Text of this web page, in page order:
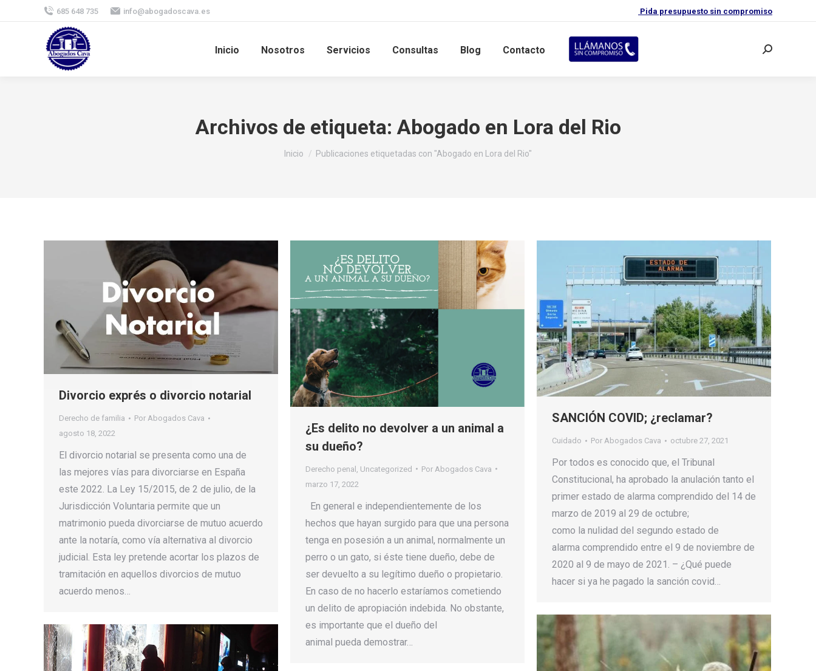
685 648 735 info@abogadoscava.es Pida presupuesto sin compromiso
Inicio Nosotros Servicios Consultas Blog Contacto Buscar:
Archivos de etiqueta: Abogado en Lora del Rio
Estás aquí:
Inicio Publicaciones etiquetadas con "Abogado en Lora del Rio"
Divorcio exprés o divorcio notarial
Derecho de familia Por Abogados Cava
agosto 18, 2022
El divorcio notarial se presenta como una de
las mejores vías para divorciarse en España
este 2022. La Ley 15/2015, de 2 de julio, de la
Jurisdicción Voluntaria permite que un
matrimonio pueda divorciarse de mutuo acuerdo
ante la notaría, como vía alternativa al divorcio
judicial. Esta ley pretende acortar los plazos de
tramitación en aquellos divorcios de mutuo
acuerdo menos…
¿Es delito no devolver a un animal a
su dueño?
Derecho penal Uncategorized Por Abogados Cava
marzo 17, 2022
En general e independientemente de los
hechos que hayan surgido para que una persona
tenga en posesión a un animal, normalmente un
perro o un gato, si éste tiene dueño, debe de
ser devuelto a su legítimo dueño o propietario.
En caso de no hacerlo estaríamos cometiendo
un delito de apropiación indebida. No obstante,
es importante que el dueño del
animal pueda demostrar…
SANCIÓN COVID; ¿reclamar?
Cuidado Por Abogados Cava octubre 27, 2021
Por todos es conocido que, el Tribunal
Constitucional, ha aprobado la anulación tanto el
primer estado de alarma comprendido del 14 de
marzo de 2019 al 29 de octubre;
como la nulidad del segundo estado de
alarma comprendido entre el 9 de noviembre de
2020 al 9 de mayo de 2021. – ¿Qué puede
hacer si ya he pagado la sanción covid…